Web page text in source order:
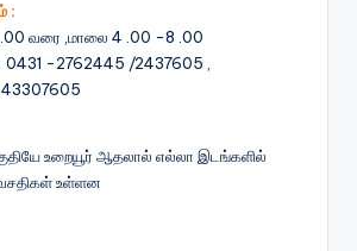
:
வரை ,மாலை 4 .00 -8 .00
-2762445 /2437605 ,
உறையூர் ஆதலால் எல்லா இடங்களில்
வசதிகள் உள்ளன